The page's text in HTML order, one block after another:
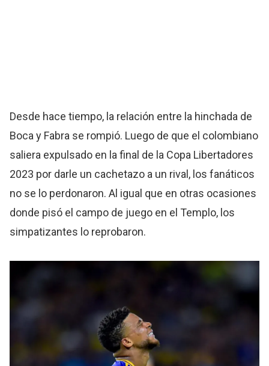
Desde hace tiempo, la relación entre la hinchada de
Boca y Fabra se rompió. Luego de que el colombiano
saliera expulsado en la final de la Copa Libertadores
2023 por darle un cachetazo a un rival, los fanáticos
no se lo perdonaron. Al igual que en otras ocasiones
donde pisó el campo de juego en el Templo, los
simpatizantes lo reprobaron.